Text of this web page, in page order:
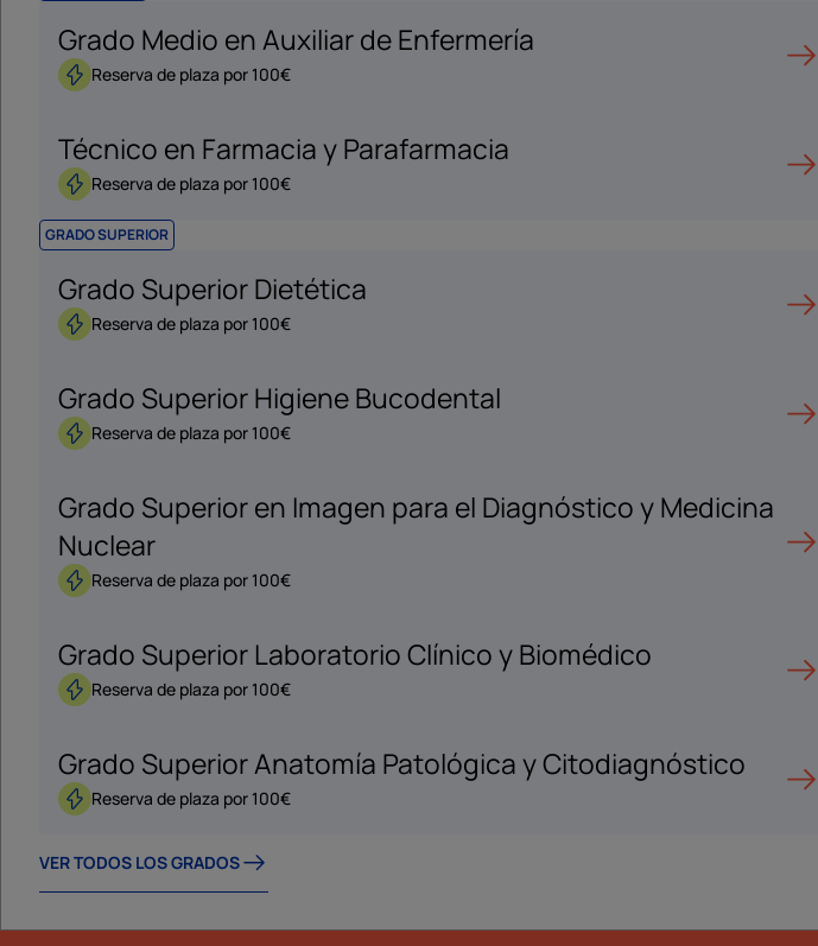
Grado Medio en Auxiliar de Enfermería
Reserva de plaza por 100€
Técnico en Farmacia y Parafarmacia
Reserva de plaza por 100€
GRADO SUPERIOR
Grado Superior Dietética
Reserva de plaza por 100€
Grado Superior Higiene Bucodental
Reserva de plaza por 100€
Grado Superior en Imagen para el Diagnóstico y Medicina
Nuclear
Reserva de plaza por 100€
Grado Superior Laboratorio Clínico y Biomédico
Reserva de plaza por 100€
Grado Superior Anatomía Patológica y Citodiagnóstico
Reserva de plaza por 100€
VER TODOS LOS GRADOS